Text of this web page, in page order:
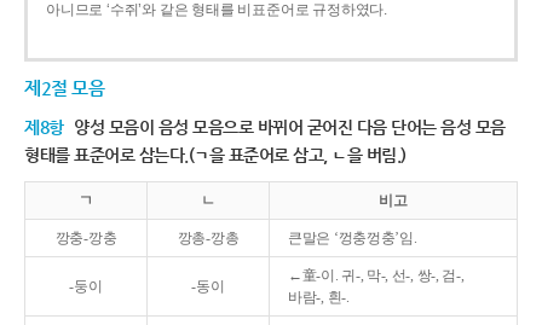
아니므로 ‘수쥐’와 같은 형태를 비표준어로 규정하였다.
제2절 모음
제8항 양성 모음이 음성 모음으로 바뀌어 굳어진 다음 단어는 음성 모음
형태를 표준어로 삼는다.(ㄱ을 표준어로 삼고, ㄴ을 버림.)
ㄱ ㄴ 비고
깡충-깡충 깡총-깡총 큰말은 ‘껑충껑충’임.
-둥이 -동이
←童-이. 귀-, 막-, 선-, 쌍-, 검-,
바람-, 흰-.